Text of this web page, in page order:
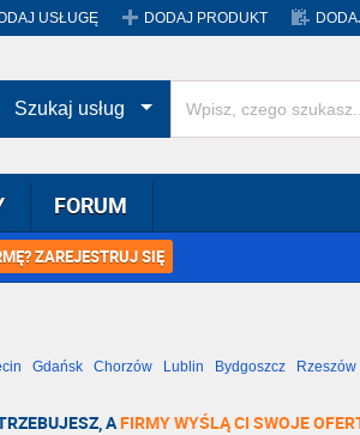
USŁUGĘ DODAJ PRODUKT
ZAREJESTRUJ SIĘ
FORUM
Szukaj usług
Gdańsk Chorzów Lublin Bydgoszcz Rzeszów
AFIRMY WYŚLĄ CI SWOJE